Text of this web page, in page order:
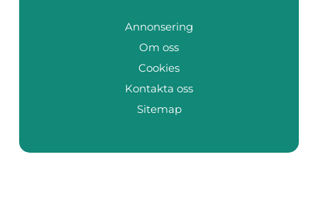
Annonsering
Om oss
Cookies
Kontakta oss
Sitemap